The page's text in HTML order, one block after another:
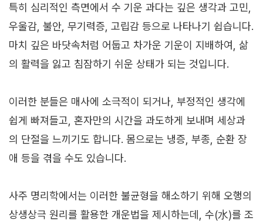
특히 심리적인 측면에서 수 기운 과다는 깊은 생각과 고민,
우울감, 불안, 무기력증, 고립감 등으로 나타나기 쉽습니다.
마치 깊은 바닷속처럼 어둡고 차가운 기운이 지배하여, 삶
의 활력을 잃고 침잠하기 쉬운 상태가 되는 것입니다.
이러한 분들은 매사에 소극적이 되거나, 부정적인 생각에
쉽게 빠져들고, 혼자만의 시간을 과도하게 보내며 세상과
의 단절을 느끼기도 합니다. 몸으로는 냉증, 부종, 순환 장
애 등을 겪을 수도 있습니다.
사주 명리학에서는 이러한 불균형을 해소하기 위해 오행의
상생상극 원리를 활용한 개운법을 제시하는데, 수(水)를 조